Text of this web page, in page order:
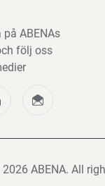
på ABENAs
följ oss
ABENA. All